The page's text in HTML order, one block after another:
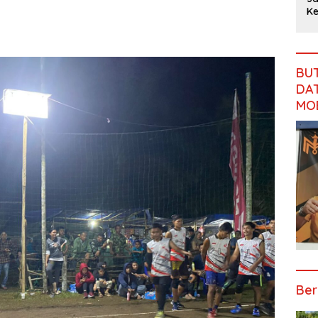
Perlengkap
an Latihan
Desa Siap
Sugeng:
Seluruh
Makanan
Segar dan
Berbahan
Baku Baru